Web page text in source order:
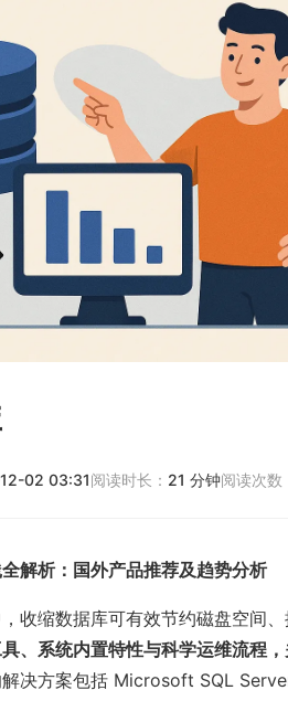
02 03:31阅读时长： 21 分钟阅读次数
解析：国外产品推荐及趋势分析
收缩数据库可有效节约磁盘空间、
、系统内置特性与科学运维流程
决方案包括 Microsoft SQL